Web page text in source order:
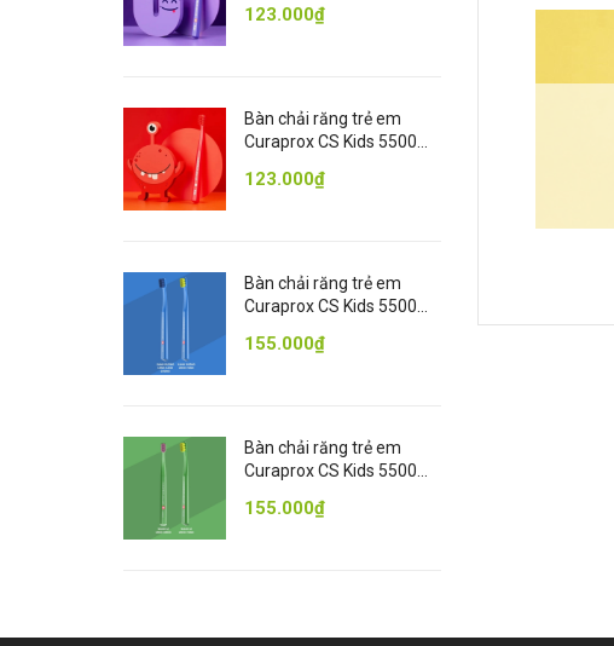
123.000₫
Bàn chải răng trẻ em
Curaprox CS Kids 5500
123.000₫
Bàn chải răng trẻ em
Curaprox CS Kids 5500
155.000₫
Bàn chải răng trẻ em
Curaprox CS Kids 5500
155.000₫